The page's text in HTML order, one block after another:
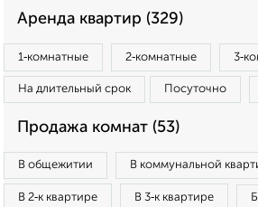
Аренда квартир (329)
1‑комнатные 2‑комнатные
На длительный срок Посуточно
Продажа комнат (53)
В общежитии В коммунальной
В 2‑к квартире В 3‑к квартире